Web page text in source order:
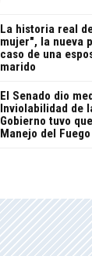
La historia real
mujer", la nueva
caso de una
marido
El Senado dio
Inviolabilidad de
Gobierno tuvo
Manejo del Fuego